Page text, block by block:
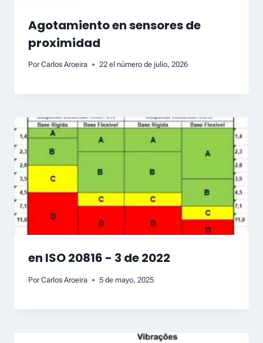
Agotamiento en sensores de
proximidad
Por Carlos Aroeira 22 el número de julio, 2026
en ISO 20816 - 3 de 2022
Por Carlos Aroeira 5 de mayo, 2025